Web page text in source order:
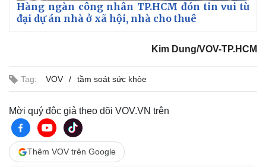
Kinh tế
Bất động sản
Hàng ngàn công nhân TP.HCM đón tin vui từ
đại dự án nhà ở xã hội, nhà cho thuê
Kim Dung/VOV-TP.HCM
Tag: VOV tầm soát sức khỏe
Mời quý độc giả theo dõi VOV.VN trên
Thêm VOV trên Google